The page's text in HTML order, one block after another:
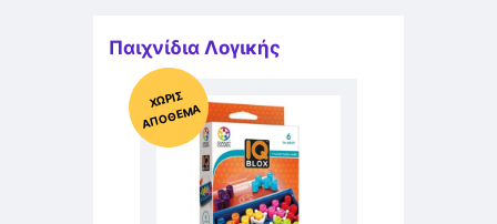
Παιχνίδια Λογικής
Χ
ΩΡΊΣ
Α
Π
Ό
ΘΕ
ΜΑ